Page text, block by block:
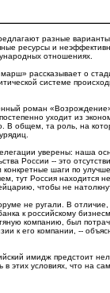
разные
ресурсы и
отношениях.
рассказывает о
системе
роман
уходит из
общем, та роль, на
уверены: наша
России -- это
конкретные шаги по
тут Россия находится
чтобы не
не ругали. В
к российскому
компанию, был
к его компании, --
имидж предстоит
в этих условиях, что на